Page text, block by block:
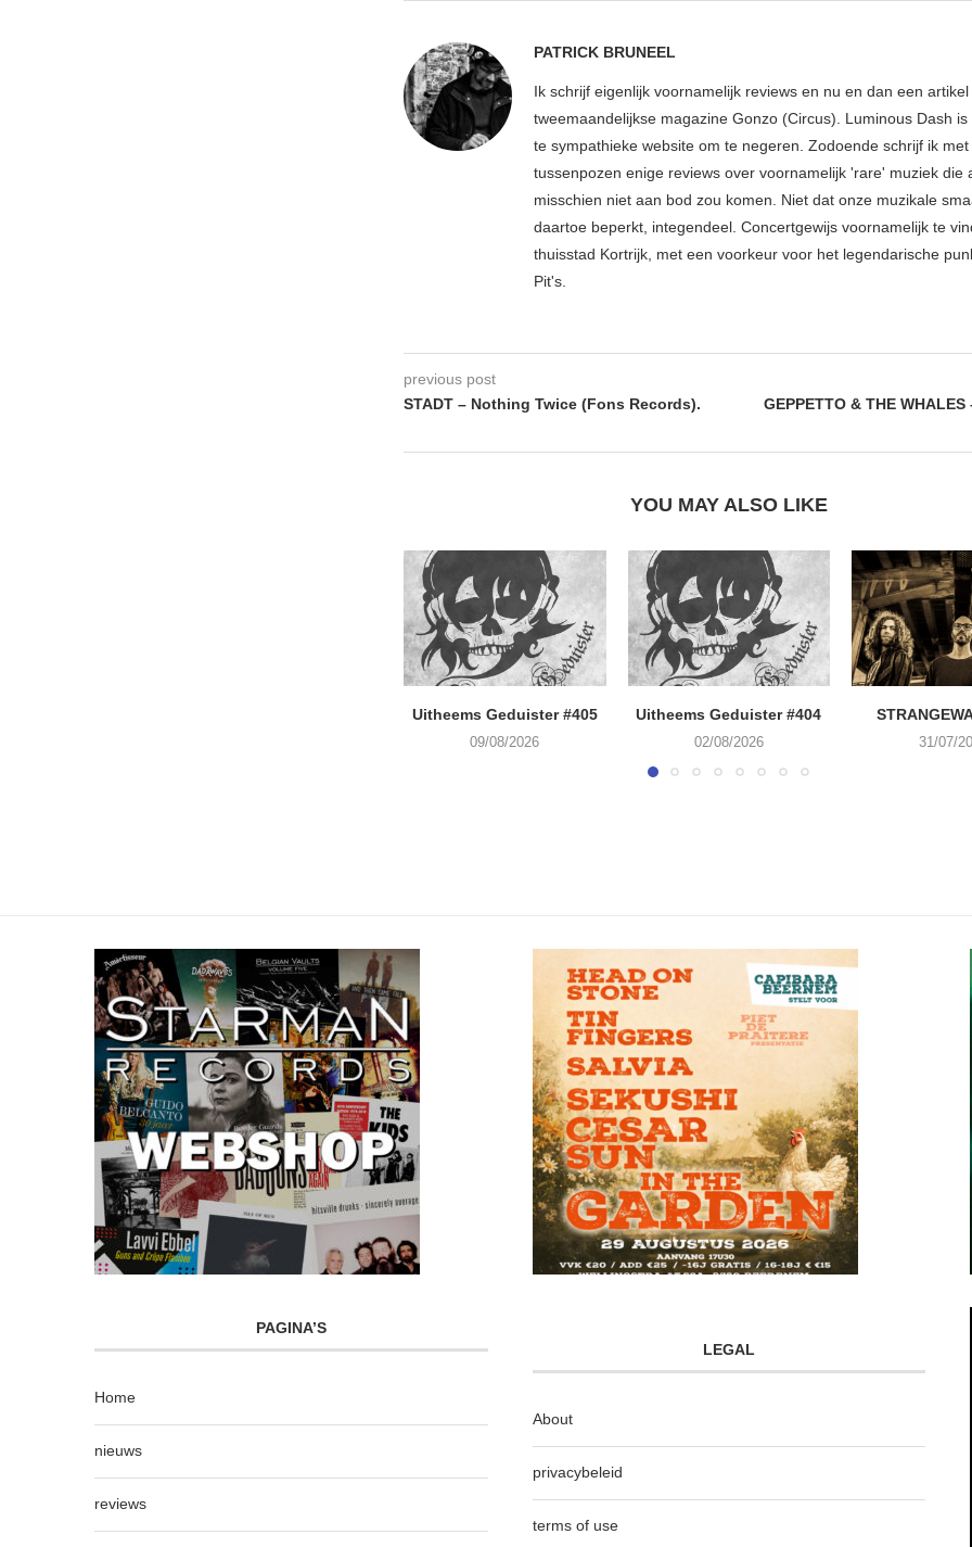
PATRICK BRUNEEL
Ik schrijf eigenlijk voornamelijk reviews en nu en dan een
tweemaandelijkse magazine Gonzo (Circus). Luminous Dash is
te sympathieke website om te negeren. Zodoende schrijf ik met
tussenpozen enige reviews over voornamelijk 'rare' muziek die
misschien niet aan bod zou komen. Niet dat onze muzikale
daartoe beperkt, integendeel. Concertgewijs voornamelijk te
thuisstad Kortrijk, met een voorkeur voor het legendarische
Pit's.
previous post
STADT – Nothing Twice (Fons Records).
GEPPETTO & THE
YOU MAY ALSO LIKE
Uitheems Geduister #405
09/08/2026
Uitheems Geduister #404
02/08/2026 31/07/
PAGINA’S
Home
nieuws
reviews
LEGAL
About
privacybeleid
terms of use